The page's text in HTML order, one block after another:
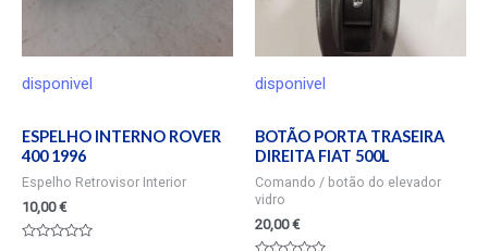
disponivel
ESPELHO INTERNO ROVER
400 1996
Espelho Retrovisor Interior
10,00€
disponivel
BOTÃO PORTA TRASEIRA
DIREITA FIAT 500L
Comando / botão do elevador
vidro
20,00€